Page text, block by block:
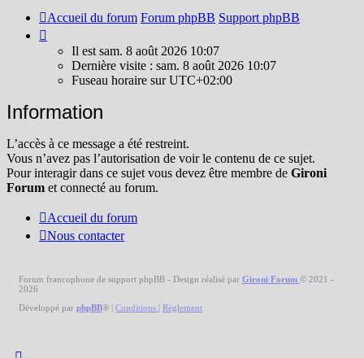
Accueil du forum Forum phpBB Support phpBB
est
sam.
2026
10:07
Il est sam. 8 août 2026 10:07
Dernière visite : sam. 8 août 2026 10:07
Fuseau horaire surUTC+02:00
Information
L’accès à ce message a été restreint.
Vous n’avez pas l’autorisation de voir le contenu de ce sujet.
Pour interagir dans ce sujet vous devez être membre de Gironi
Forum et connecté au forum.
Accueil du forum
Nous contacter
Forum francophone de support phpBB - Design réalisé par Gironi Forum © 2021 -
2026
Développé par phpBB® Conditions Règlement